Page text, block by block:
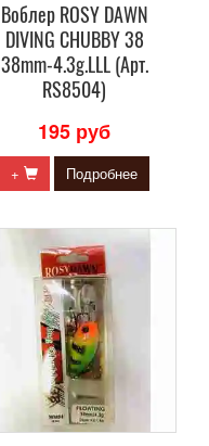
Воблер ROSY DAWN
DIVING CHUBBY 38
38mm-4.3g.LLL (Арт.
RS8504)
195 руб
+ Подробнее